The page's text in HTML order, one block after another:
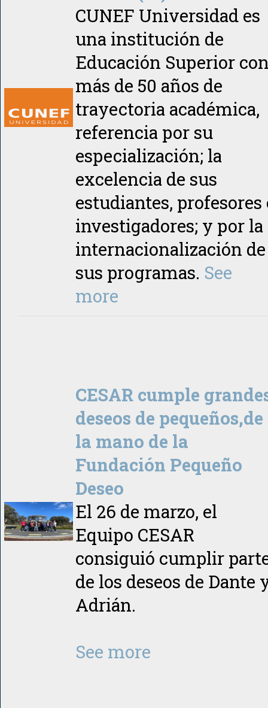
CUNEF Universidad es
una institución de
Educación Superior
más de 50 años de
trayectoria académica,
referencia por su
especialización; la
excelencia de sus
estudiantes, profesores
investigadores; y por la
internacionalización de
sus programas. See
more
CESAR cumple
deseos de pequeños,de
la mano de la
Fundación Pequeño
Deseo
El 26 de marzo, el
Equipo CESAR
consiguió cumplir
de los deseos de Dante
Adrián.
See more